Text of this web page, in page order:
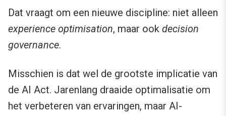
Dat vraagt om een nieuwe discipline: niet alleen
experience optimisation, maar ook decision
governance.
Misschien is dat wel de grootste implicatie van
de AI Act. Jarenlang draaide optimalisatie om
het verbeteren van ervaringen, maar AI-